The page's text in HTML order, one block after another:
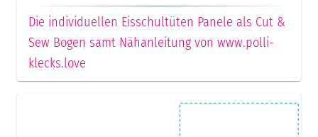
Die individuellen Eisschultüten Panele als Cut &
Sew Bogen samt Nähanleitung von www.polli-
klecks.love